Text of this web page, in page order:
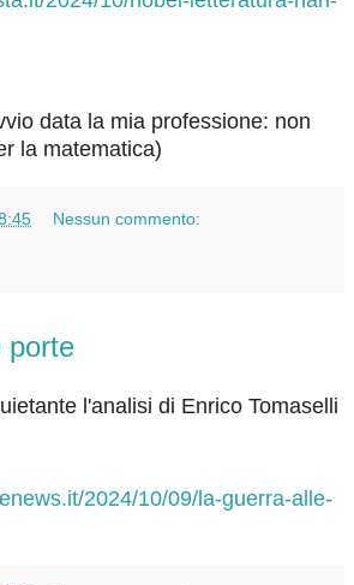
data la mia professione: non
la matematica)
Nessun commento:
porte
l'analisi di Enrico Tomaselli
2024/10/09/la-guerra-alle-